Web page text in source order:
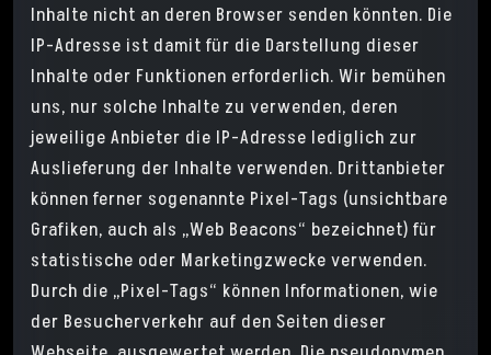
Inhalte nicht an deren Browser senden könnten. Die
IP-Adresse ist damit für die Darstellung dieser
Inhalte oder Funktionen erforderlich. Wir bemühen
uns, nur solche Inhalte zu verwenden, deren
jeweilige Anbieter die IP-Adresse lediglich zur
Auslieferung der Inhalte verwenden. Drittanbieter
können ferner sogenannte Pixel-Tags (unsichtbare
Grafiken, auch als „Web Beacons“ bezeichnet) für
statistische oder Marketingzwecke verwenden.
Durch die „Pixel-Tags“ können Informationen, wie
der Besucherverkehr auf den Seiten dieser